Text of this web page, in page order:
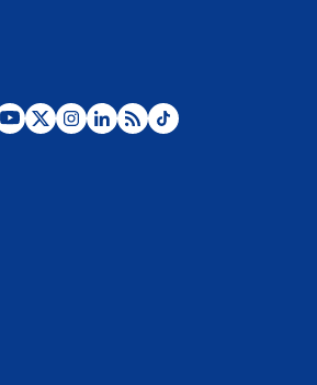
¿Por qué De la Espriella gobernará